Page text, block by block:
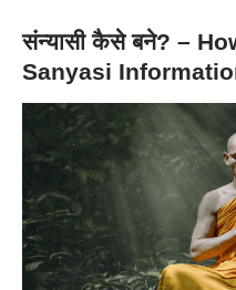
संन्यासी कैसे बने? –
Sanyasi